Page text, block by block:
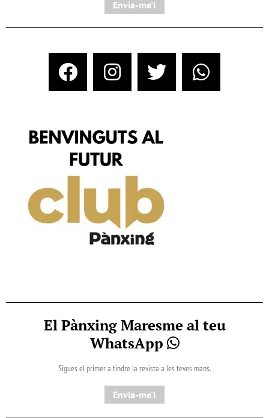
Envia-me'l
El Pànxing Maresme al teu
WhatsApp
Sigues el primer a tindre la revista a les teves mans.
Envia-me'l